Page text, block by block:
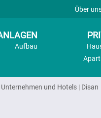
Über
Aufbau
und Hotels | Disan